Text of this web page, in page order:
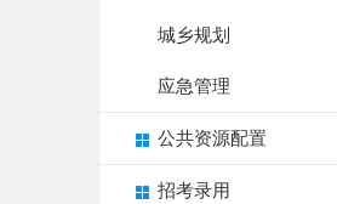
城乡规划
应急管理
公共资源配置
招考录用